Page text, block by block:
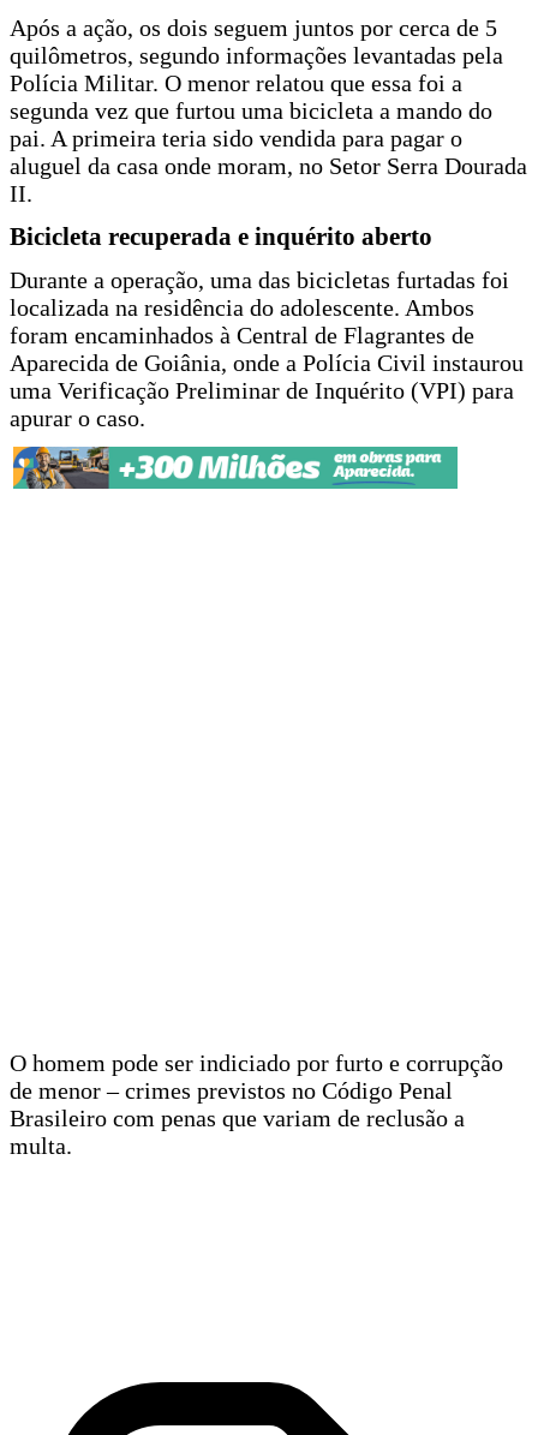
Após a ação, os dois seguem juntos por cerca de 5
quilômetros, segundo informações levantadas pela
Polícia Militar. O menor relatou que essa foi a
segunda vez que furtou uma bicicleta a mando do
pai. A primeira teria sido vendida para pagar o
aluguel da casa onde moram, no Setor Serra Dourada
II.
Bicicleta recuperada e inquérito aberto
Durante a operação, uma das bicicletas furtadas foi
localizada na residência do adolescente. Ambos
foram encaminhados à Central de Flagrantes de
Aparecida de Goiânia, onde a Polícia Civil instaurou
uma Verificação Preliminar de Inquérito (VPI) para
apurar o caso.
O homem pode ser indiciado por furto e corrupção
de menor – crimes previstos no Código Penal
Brasileiro com penas que variam de reclusão a
multa.